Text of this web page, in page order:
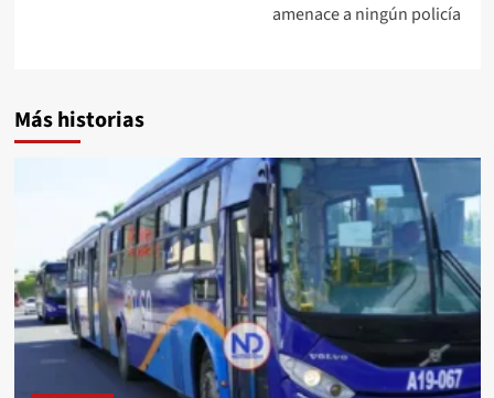
amenace a ningún policía
Más historias